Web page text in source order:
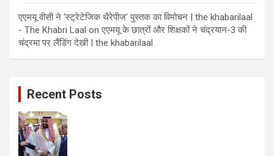
जानकारी प्रदान की। युवाओं को उद्यमशीलता कौशल विकसित करने में मदद
करना और उन्हें व्यवसाय करने के नए तरीकों के बारे में शिक्षित करना सत्र के
प्रमुख उद्देश्य थे।
डॉ मोहम्मद जुबैर अहमद ने ‘उद्यमिता का आसान तरीका’ विषय पर एक